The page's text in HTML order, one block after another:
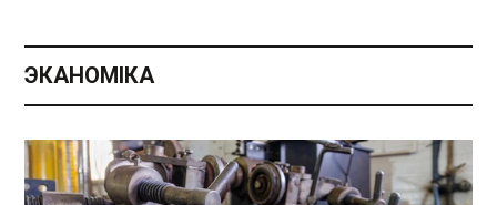
ЭКАНОМІКА